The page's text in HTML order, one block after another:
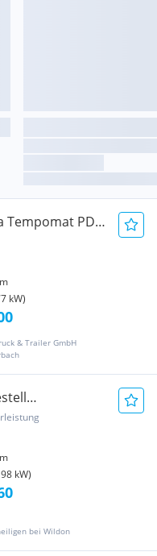
Tempomat PDC
kW)
& Trailer GmbH
Transporter /
kW)
bei Wildon